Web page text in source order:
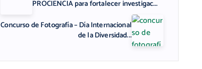
PROCIENCIA para fortalecer investigac...
Concurso de Fotografía – Día Internacional
de la Diversidad...